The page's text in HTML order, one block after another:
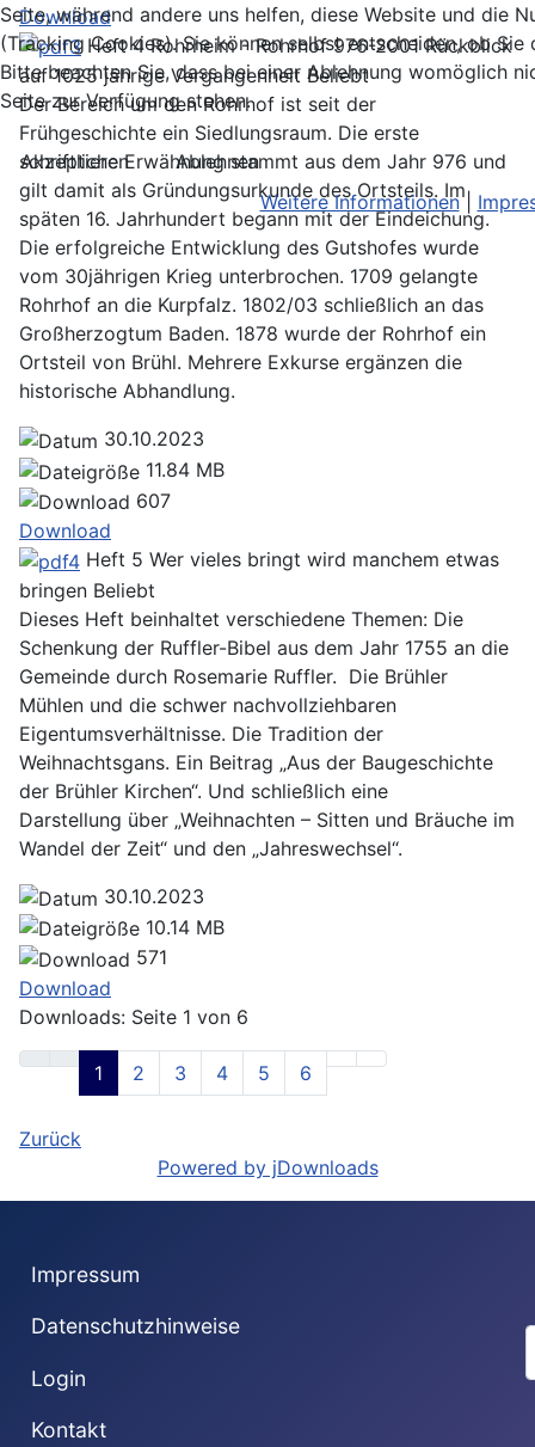
Download
Heft 4 Rohrheim - Rohrhof 976-2001 Rückblick
auf 1025 jährige Vergangenheit Beliebt
Der Bereich um den Rohrhof ist seit der
Frühgeschichte ein Siedlungsraum. Die erste
schriftliche Erwähnung stammt aus dem Jahr 976 und
gilt damit als Gründungsurkunde des Ortsteils. Im
späten 16. Jahrhundert begann mit der Eindeichung.
Die erfolgreiche Entwicklung des Gutshofes wurde
vom 30jährigen Krieg unterbrochen. 1709 gelangte
Rohrhof an die Kurpfalz. 1802/03 schließlich an das
Großherzogtum Baden. 1878 wurde der Rohrhof ein
Ortsteil von Brühl. Mehrere Exkurse ergänzen die
historische Abhandlung.
30.10.2023
11.84 MB
607
Download
Heft 5 Wer vieles bringt wird manchem etwas
bringen Beliebt
Dieses Heft beinhaltet verschiedene Themen: Die
Schenkung der Ruffler-Bibel aus dem Jahr 1755 an die
Gemeinde durch Rosemarie Ruffler. Die Brühler
Mühlen und die schwer nachvollziehbaren
Eigentumsverhältnisse. Die Tradition der
Weihnachtsgans. Ein Beitrag „Aus der Baugeschichte
der Brühler Kirchen“. Und schließlich eine
Darstellung über „Weihnachten – Sitten und Bräuche im
Wandel der Zeit“ und den „Jahreswechsel“.
30.10.2023
10.14 MB
571
Download
Downloads: Seite 1 von 6
1 2 3 4 5 6
Zurück
Powered by jDownloads
Impressum
Datenschutzhinweise
Login
Kontakt
Seite, während andere uns helfen, diese Website und die
(Tracking Cookies). Sie können selbst entscheiden, ob
Bitte beachten Sie, dass bei einer Ablehnung womöglich
Seite zur Verfügung stehen.
Akzeptieren
Ablehnen
Weitere Informationen|